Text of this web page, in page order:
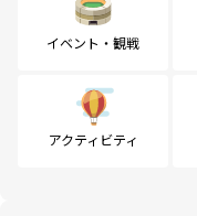
イベント・観戦
アクティビティ